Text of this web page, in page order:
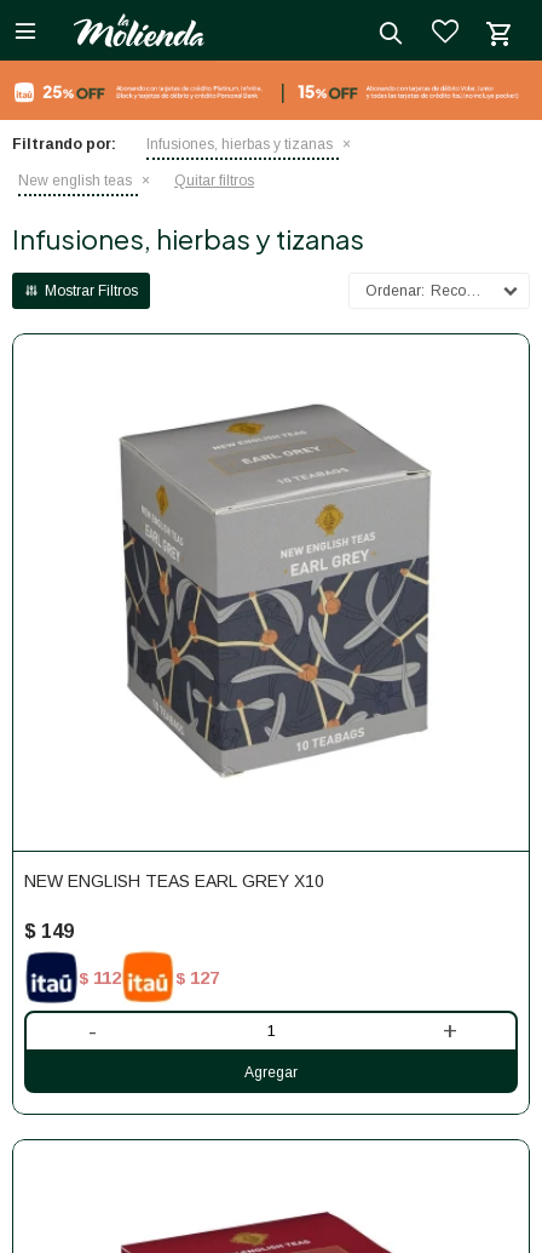

Filtrando por: Infusiones, hierbas y tizanas
New english teas Quitar filtros
Infusiones, hierbas y tizanas
Recomendados
NEW ENGLISH TEAS EARL GREY X10
$ 149
$ 112 $ 127
- +